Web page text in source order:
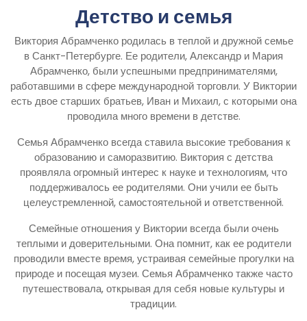
Детство и семья
Виктория Абрамченко родилась в теплой и дружной семье
в Санкт-Петербурге. Ее родители, Александр и Мария
Абрамченко, были успешными предпринимателями,
работавшими в сфере международной торговли. У Виктории
есть двое старших братьев, Иван и Михаил, с которыми она
проводила много времени в детстве.
Семья Абрамченко всегда ставила высокие требования к
образованию и саморазвитию. Виктория с детства
проявляла огромный интерес к науке и технологиям, что
поддерживалось ее родителями. Они учили ее быть
целеустремленной, самостоятельной и ответственной.
Семейные отношения у Виктории всегда были очень
теплыми и доверительными. Она помнит, как ее родители
проводили вместе время, устраивая семейные прогулки на
природе и посещая музеи. Семья Абрамченко также часто
путешествовала, открывая для себя новые культуры и
традиции.